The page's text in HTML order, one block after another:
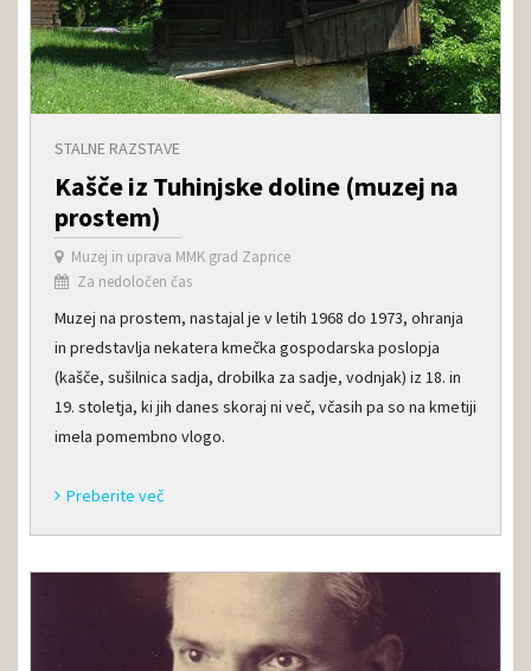
STALNE RAZSTAVE
Kašče iz Tuhinjske doline (muzej na
prostem)
Muzej in uprava MMK grad Zaprice
Za nedoločen čas
Muzej na prostem, nastajal je v letih 1968 do 1973, ohranja
in predstavlja nekatera kmečka gospodarska poslopja
(kašče, sušilnica sadja, drobilka za sadje, vodnjak) iz 18. in
19. stoletja, ki jih danes skoraj ni več, včasih pa so na kmetiji
imela pomembno vlogo.
Preberite več